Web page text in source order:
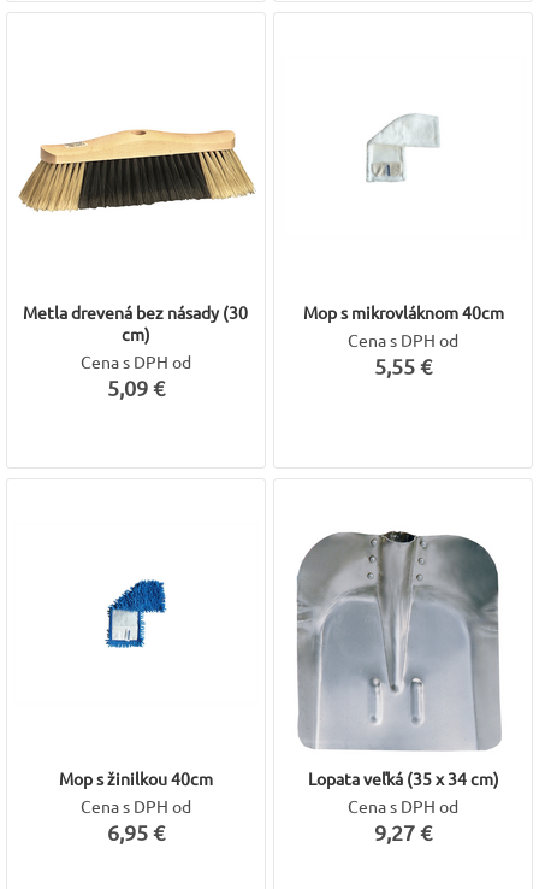
Metla drevená bez násady (30
cm)
Cena s DPH od
5,09 €
Mop s mikrovláknom 40cm
Cena s DPH od
5,55 €
Mop s žinilkou 40cm
Cena s DPH od
6,95 €
Lopata veľká (35 x 34 cm)
Cena s DPH od
9,27 €